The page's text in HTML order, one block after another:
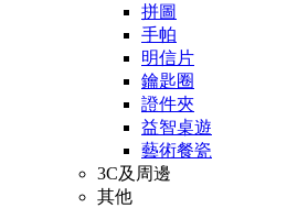
拼圖
手帕
明信片
鑰匙圈
證件夾
益智桌遊
藝術餐瓷
3C及周邊
其他